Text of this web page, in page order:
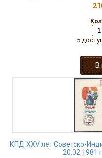
5
КПД XXV лет Советско-
20.02.1981